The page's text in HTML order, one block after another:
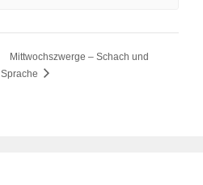
Mittwochszwerge – Schach und
Sprache